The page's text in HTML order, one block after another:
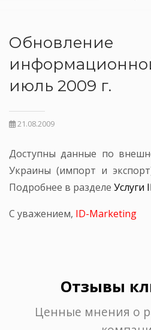
Обновление
июль 2009 г.
21.08.2009
Доступны данные по
Украины (импорт и
Подробнее в разделе Услуги
С уважением, ID-Marketing
Отзывы
Ценные мнения о